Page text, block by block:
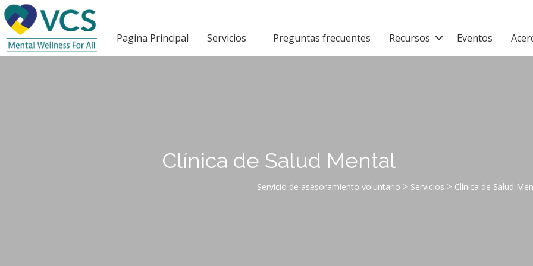
Pagina Principal Servicios Preguntas frecuentes Recursos Eventos
Clínica de Salud Mental
Servicio de asesoramiento voluntario > Servicios > Clínica de Salud